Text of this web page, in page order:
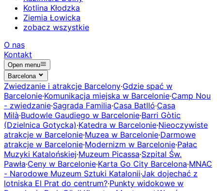
Kotlina Kłodzka
Ziemia Łowicka
zobacz wszystkie
O nas
Kontakt
Open menu
Barcelona
Zwiedzanie i atrakcje Barcelony·Gdzie spać w
Barcelonie·Komunikacja miejska w Barcelonie·Camp Nou
- zwiedzanie·Sagrada Familia·Casa Batlló·Casa
Milà·Budowle Gaudiego w Barcelonie·Barri Gòtic
(Dzielnica Gotycka)·Katedra w Barcelonie·Nieoczywiste
atrakcje w Barcelonie·Muzea w Barcelonie·Darmowe
atrakcje w Barcelonie·Modernizm w Barcelonie·Pałac
Muzyki Katalońskiej·Muzeum Picassa·Szpital Św.
Pawła·Ceny w Barcelonie·Karta Go City Barcelona·MNAC
- Narodowe Muzeum Sztuki Katalonii·Jak dojechać z
lotniska El Prat do centrum?·Punkty widokowe w